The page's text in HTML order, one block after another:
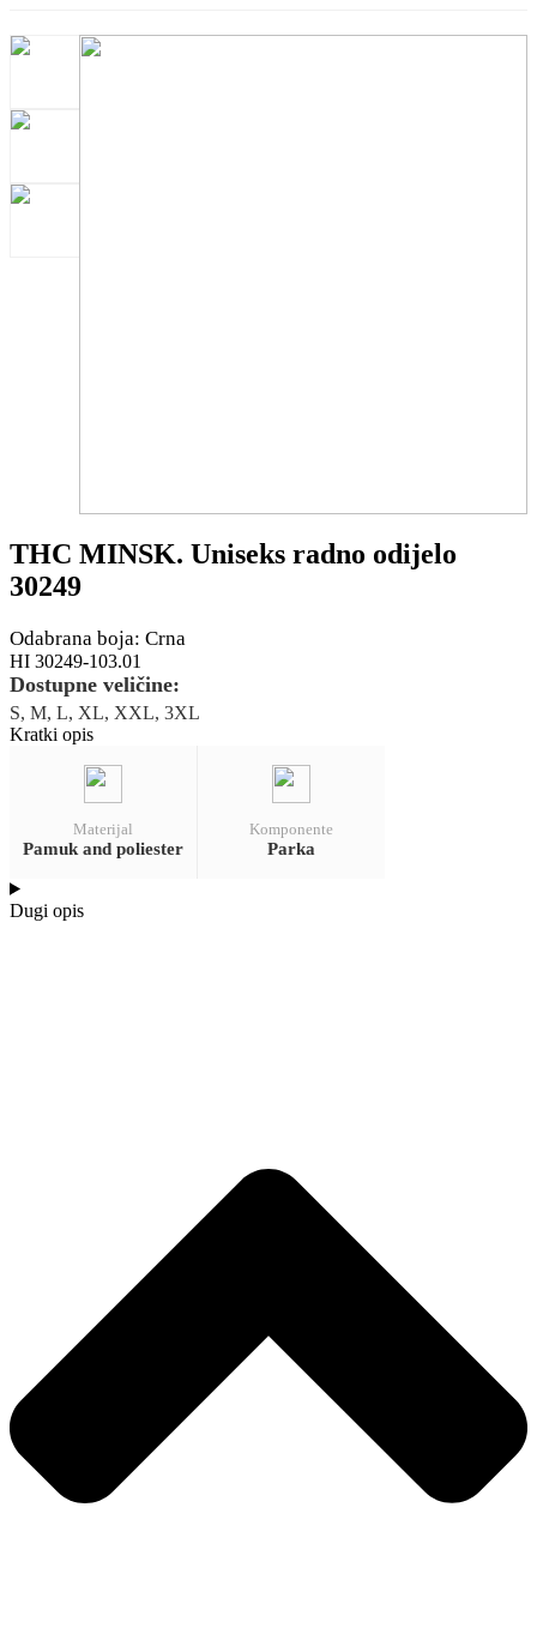
THC MINSK. Uniseks radno odijelo
30249
Odabrana boja: Crna
HI 30249-103.01
Dostupne veličine:
S, M, L, XL, XXL, 3XL
Kratki opis
Materijal
Pamuk and poliester
Komponente
Parka
Dugi opis